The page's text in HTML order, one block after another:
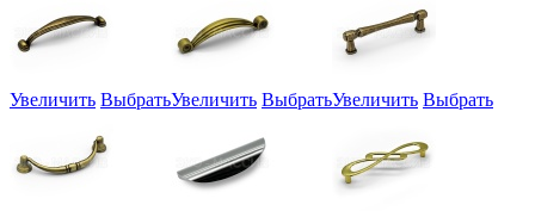
Увеличить ВыбратьУвеличить ВыбратьУвеличить Выбрать